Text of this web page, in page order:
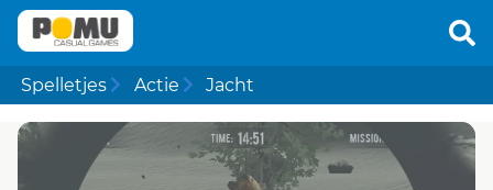
Spelletjes Actie Jacht